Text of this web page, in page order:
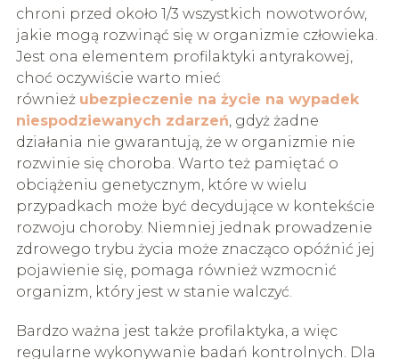
chroni przed około 1/3 wszystkich nowotworów,
jakie mogą rozwinąć się w organizmie człowieka.
Jest ona elementem profilaktyki antyrakowej,
choć oczywiście warto mieć
również ubezpieczenie na życie na wypadek
niespodziewanych zdarzeń, gdyż żadne
działania nie gwarantują, że w organizmie nie
rozwinie się choroba. Warto też pamiętać o
obciążeniu genetycznym, które w wielu
przypadkach może być decydujące w kontekście
rozwoju choroby. Niemniej jednak prowadzenie
zdrowego trybu życia może znacząco opóźnić jej
pojawienie się, pomaga również wzmocnić
organizm, który jest w stanie walczyć.
Bardzo ważna jest także profilaktyka, a więc
regularne wykonywanie badań kontrolnych. Dla